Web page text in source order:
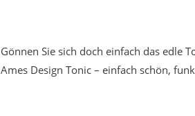
Gönnen Sie sich doch einfach das edle
Ames Design Tonic – einfach schön,